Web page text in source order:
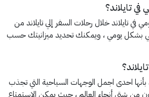
تايلاند؟
في تايلاند خلال رحلات السفر إلي تايلاند من
أمريكي بشكل يومي ، ويمكنك تحديد ميزانيتك حسب
بأنها احدى اجمل الوجهات السياحية التي تجذب